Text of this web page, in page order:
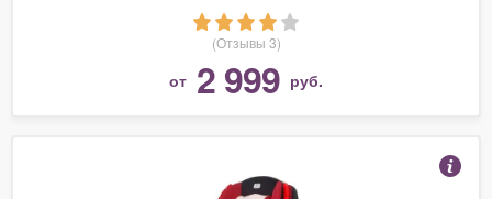
(Отзывы 3)
от 2 999 руб.